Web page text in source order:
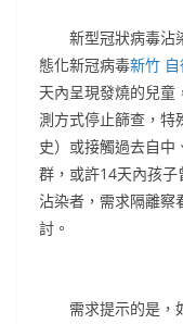
新型冠狀病毒沾
態化新冠病毒新竹
天內呈現發燒的兒童
測方式停止篩查，特
史）或接觸過去自中
群，或許14天內孩
沾染者，需求隔離察
討。
需求提示的是，